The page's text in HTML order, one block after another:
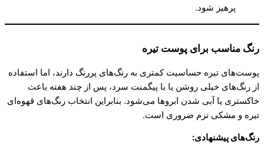
پرهیز شود.
رنگ مناسب برای پوست تیره
پوست‌های تیره حساسیت کمتری به رنگ‌های پررنگ دارند، اما استفاده
از رنگ‌های خیلی روشن یا با پیگمنت سرد، پس از چند هفته باعث
خاکستری یا آبی شدن ابروها می‌شود. بنابراین انتخاب رنگ‌های قهوه‌ای
تیره و مشکی نرم ضروری است.
رنگ‌های پیشنهادی: